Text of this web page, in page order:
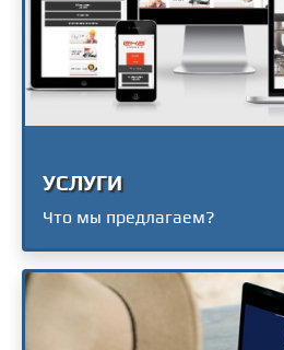
УСЛУГИ
Что мы предлагаем?